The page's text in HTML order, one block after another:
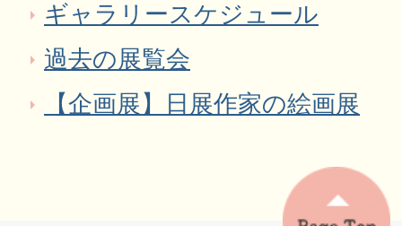
ギャラリースケジュール
過去の展覧会
【企画展】日展作家の絵画展